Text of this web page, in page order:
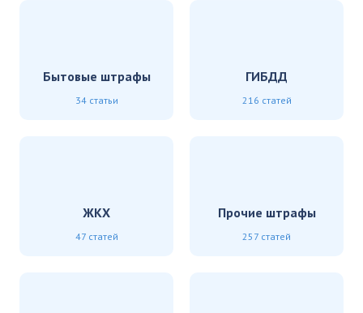
Бытовые штрафы
34 статьи
ГИБДД
216 статей
ЖКХ
47 статей
Прочие штрафы
257 статей